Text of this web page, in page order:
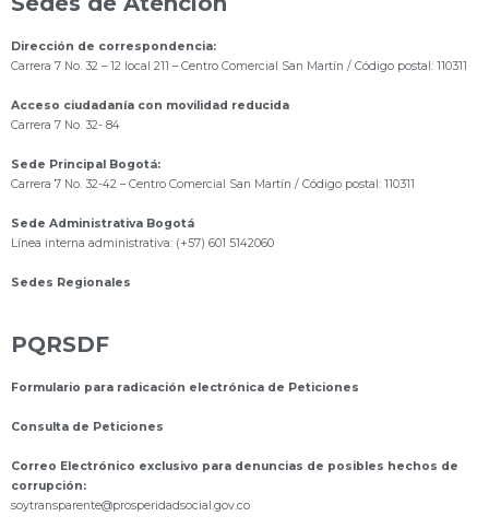
Dirección de correspondencia:
Carrera 7 No. 32 – 12 local 211 – Centro Comercial San Martín / Código postal: 110311
Acceso ciudadanía con movilidad reducida
Carrera 7 No. 32- 84
Sede Principal Bogotá:
Carrera 7 No. 32-42 – Centro Comercial San Martín / Código postal: 110311
Sede Administrativa Bogotá
Línea interna administrativa: (+57) 601 5142060
Sedes Regionales
PQRSDF
Formulario para radicación electrónica de Peticiones
Consulta de Peticiones
Correo Electrónico exclusivo para denuncias de posibles hechos de
corrupción:
soytransparente@prosperidadsocial.gov.co